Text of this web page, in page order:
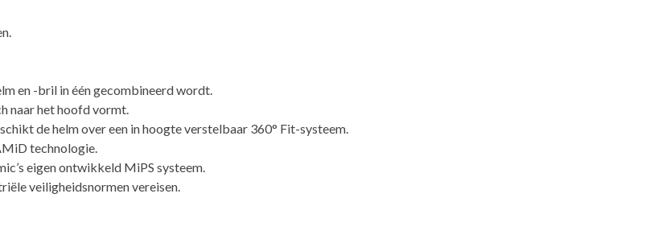
en -bril in één gecombineerd wordt.
naar het hoofd vormt.
de helm over een in hoogte verstelbaar 360° Fit-systeem.
technologie.
eigen ontwikkeld MiPS systeem.
veiligheidsnormen vereisen.